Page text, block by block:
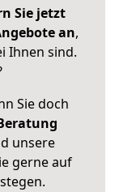
Sie jetzt
an,
Ihnen sind.
Sie doch
unsere
gerne auf